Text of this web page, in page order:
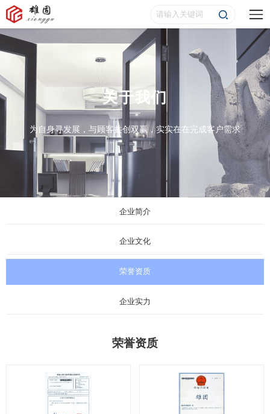
关于我们
为自身寻发展，与顾客共创双赢，实实在在完成客户需求
企业简介
企业文化
荣誉资质
企业实力
荣誉资质